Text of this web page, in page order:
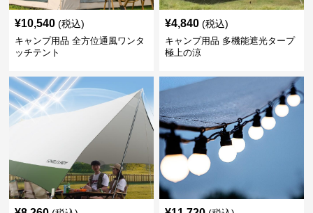
¥10,540 (税込)
キャンプ用品 全方位通風ワンタ
ッチテント
¥4,840 (税込)
キャンプ用品 多機能遮光タープ
極上の涼